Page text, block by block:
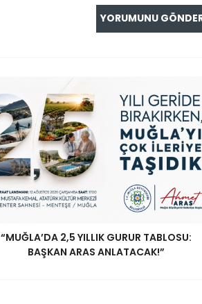
“MUĞLA’DA 2,5 YILLIK GURUR TABLOSU:
BAŞKAN ARAS ANLATACAK!”